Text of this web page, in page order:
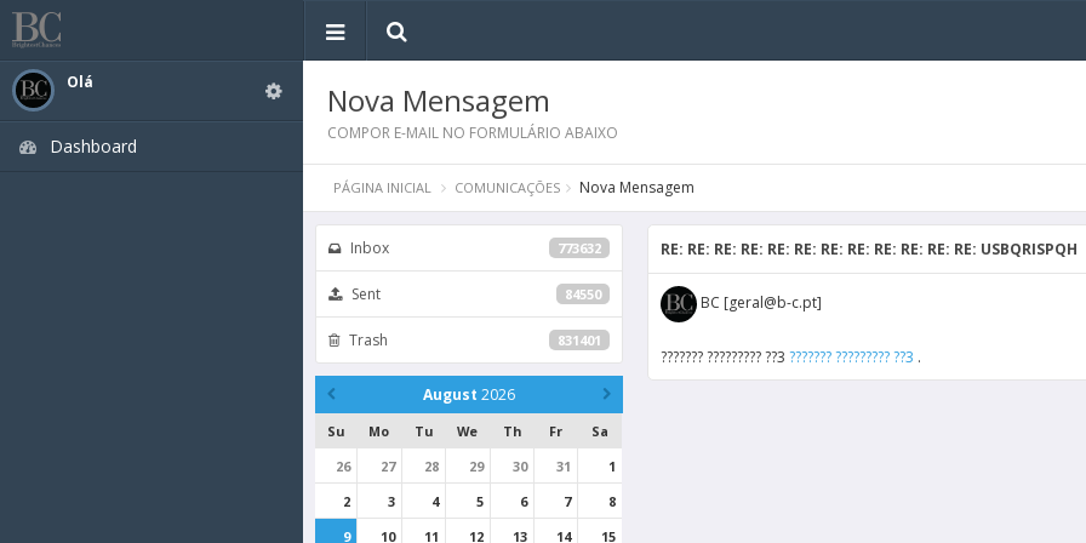
Olá
Dashboard
Nova Mensagem
COMPOR E-MAIL NO FORMULÁRIO ABAIXO
PÁGINA INICIAL COMUNICAÇÕES Nova Mensagem
Inbox 773632
Sent 84550
Trash 831401
August 2026
Su Mo Tu We Th Fr
Sa
26
27 28 29 30 31
1
2
3 4 5 6 7
8
9
10 11 12 13 14
15
RE: RE: RE: RE: RE: RE: RE: RE: RE: RE: RE: RE: USBQRISPQH
BC [geral@b-c.pt]
??????? ????????? ??3 ??????? ????????? ??3 .